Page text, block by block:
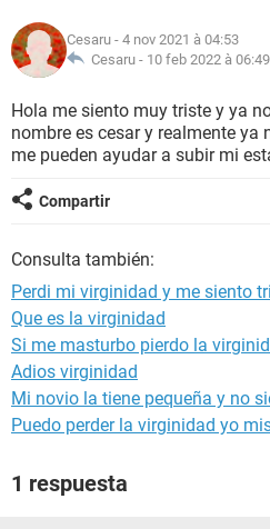
NUTRICIÓN
BIENESTAR
Cesaru - 4 nov 2021 à 04:53
Cesaru - 10 feb 2022 à 06:49
Hola me siento muy triste y ya
nombre es cesar y realmente ya
me pueden ayudar a subir mi
Compartir
Consulta también:
Perdi mi virginidad y me siento
Que es la virginidad
Si me masturbo pierdo la
Adios virginidad
Mi novio la tiene pequeña y no
Puedo perder la virginidad yo
1 respuesta